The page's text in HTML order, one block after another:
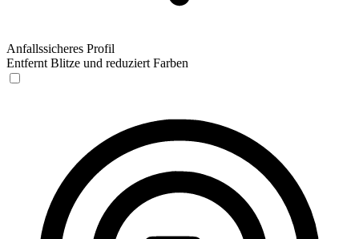
Anfallssicheres Profil
Entfernt Blitze und reduziert Farben